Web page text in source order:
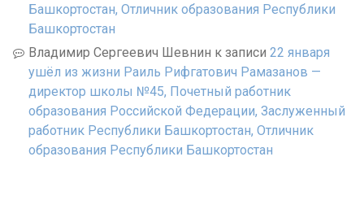
Башкортостан, Отличник образования Республики
Башкортостан
Владимир Сергеевич Шевнин к записи 22 января
ушёл из жизни Раиль Рифгатович Рамазанов —
директор школы №45, Почетный работник
образования Российской Федерации, Заслуженный
работник Республики Башкортостан, Отличник
образования Республики Башкортостан